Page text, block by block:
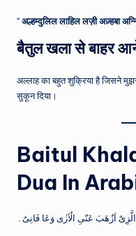
”अल्हम्दुलिल लाहिल लज़ी अज़्हबा
बैतुल खला से बाहर आने
अल्लाह का बहुत शुक्रिया है जिसने
सुकून दिया।
Baitul
Dua In
الَّزِیٌ اَزٌھَبَ عَنّیِ الٌاَزٰی وَعَا فَانِیٌ۔